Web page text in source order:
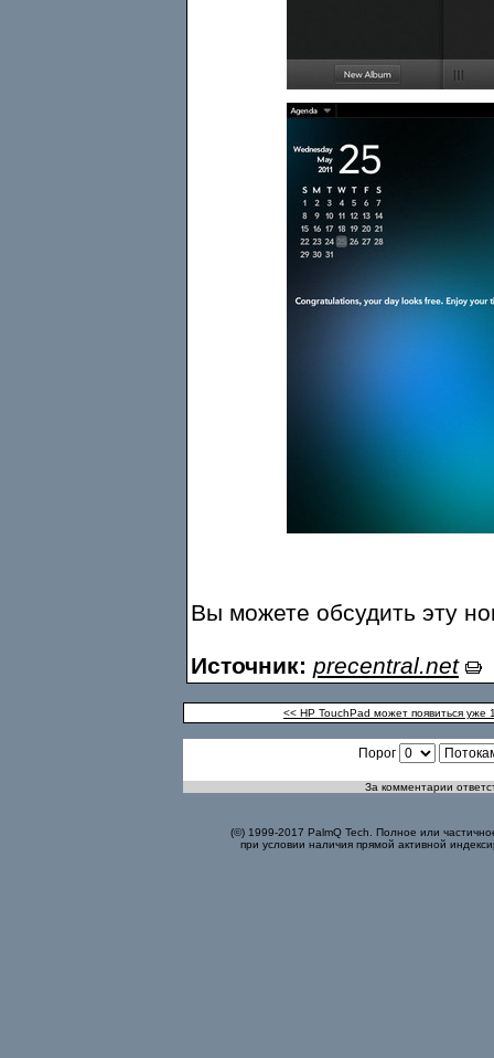
Вы можете обсудить эту
Источник: precentral.net
<< HP TouchPad может появиться уже
Порог
За комментарии
(©) 1999-2017 PalmQ Tech. Полное или
при условии наличия прямой активной